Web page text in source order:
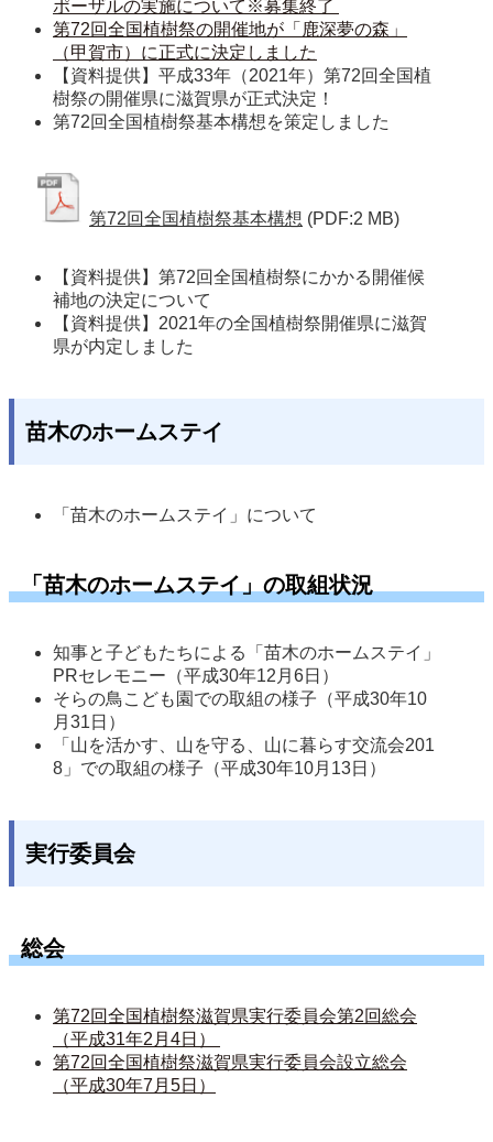
ポーザルの実施について※募集終了
第72回全国植樹祭の開催地が「鹿深夢の森」
（甲賀市）に正式に決定しました
【資料提供】平成33年（2021年）第72回全国植
樹祭の開催県に滋賀県が正式決定！
第72回全国植樹祭基本構想を策定しました
第72回全国植樹祭基本構想 (PDF:2 MB)
【資料提供】第72回全国植樹祭にかかる開催候
補地の決定について
【資料提供】2021年の全国植樹祭開催県に滋賀
県が内定しました
苗木のホームステイ
「苗木のホームステイ」について
「苗木のホームステイ」の取組状況
知事と子どもたちによる「苗木のホームステイ」
PRセレモニー（平成30年12月6日）
そらの鳥こども園での取組の様子（平成30年10
月31日）
「山を活かす、山を守る、山に暮らす交流会201
8」での取組の様子（平成30年10月13日）
実行委員会
総会
第72回全国植樹祭滋賀県実行委員会第2回総会
（平成31年2月4日）
第72回全国植樹祭滋賀県実行委員会設立総会
（平成30年7月5日）